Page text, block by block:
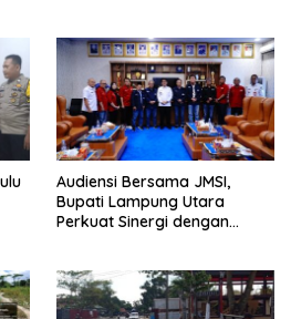
Audiensi Bersama JMSI,
Bupati Lampung Utara
Perkuat Sinergi dengan